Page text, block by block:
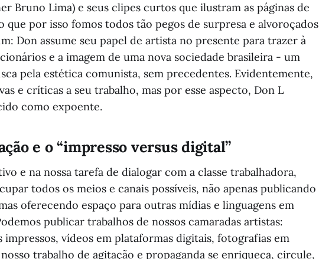
Bruno Lima) e seus clipes curtos que ilustram as páginas de
que por isso fomos todos tão pegos de surpresa e alvoroçados
Don assume seu papel de artista no presente para trazer à
e a imagem de uma nova sociedade brasileira - um
pela estética comunista, sem precedentes. Evidentemente,
e críticas a seu trabalho, mas por esse aspecto, Don L
como expoente.
e o “impresso versus digital”
e na nossa tarefa de dialogar com a classe trabalhadora,
todos os meios e canais possíveis, não apenas publicando
oferecendo espaço para outras mídias e linguagens em
publicar trabalhos de nossos camaradas artistas:
impressos, vídeos em plataformas digitais, fotografias em
trabalho de agitação e propaganda se enriqueça, circule,